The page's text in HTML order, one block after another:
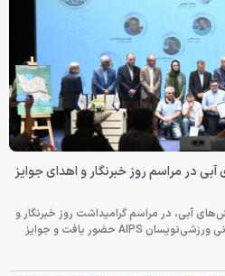
در مراسم روز خبرنگار و اهدای جوایز
آبی، در مراسم گرامیداشت روز خبرنگار و
تقدیر از برگزیدگان هشتمین جایزه جهانی ورزشی‌نویسان AIPS حضور یافت و جوایز